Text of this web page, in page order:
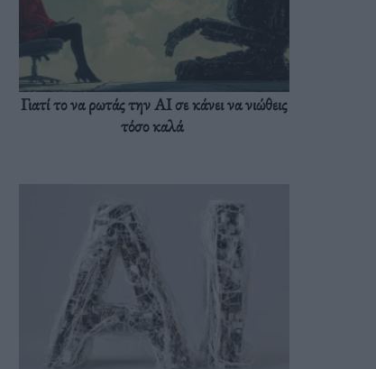
Γιατί το να ρωτάς την AI σε κάνει να νιώθεις
τόσο καλά